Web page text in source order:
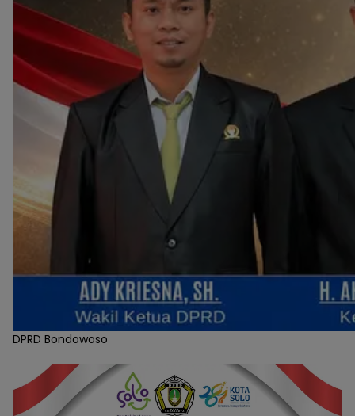
DPRD Bondowoso